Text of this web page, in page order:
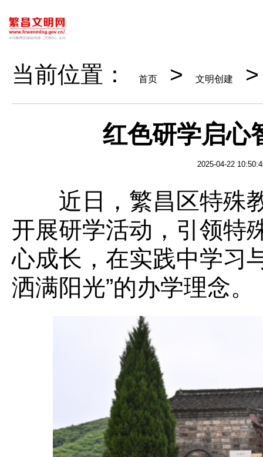
当前位置： 首页 > 文明创建
红色研学启心
2025-04-22
近日，繁昌区特殊教
开展研学活动，引领特
心成长，在实践中学习
洒满阳光”的办学理念。